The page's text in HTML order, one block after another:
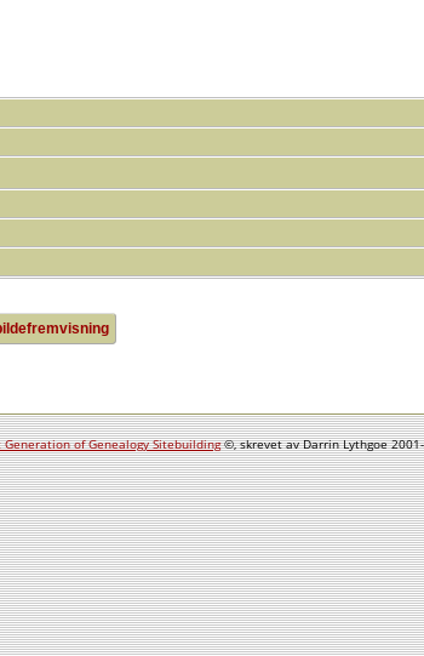
Generation of Genealogy Sitebuilding©, skrevet av Darrin Lythgoe